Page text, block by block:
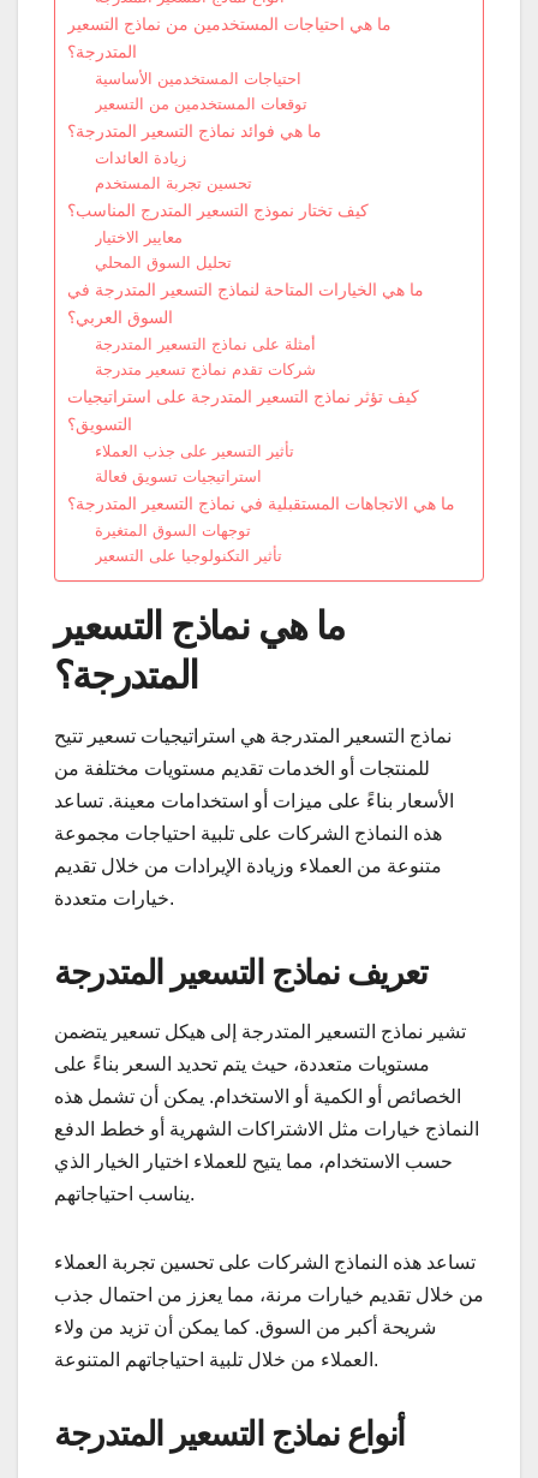
ما هي احتياجات المستخدمين من نماذج التسعير
المتدرجة؟
احتياجات المستخدمين الأساسية
توقعات المستخدمين من التسعير
ما هي فوائد نماذج التسعير المتدرجة؟
زيادة العائدات
تحسين تجربة المستخدم
كيف تختار نموذج التسعير المتدرج المناسب؟
معايير الاختيار
تحليل السوق المحلي
ما هي الخيارات المتاحة لنماذج التسعير المتدرجة في
السوق العربي؟
أمثلة على نماذج التسعير المتدرجة
شركات تقدم نماذج تسعير متدرجة
كيف تؤثر نماذج التسعير المتدرجة على استراتيجيات
التسويق؟
تأثير التسعير على جذب العملاء
استراتيجيات تسويق فعالة
ما هي الاتجاهات المستقبلية في نماذج التسعير المتدرجة؟
توجهات السوق المتغيرة
تأثير التكنولوجيا على التسعير
ما هي نماذج التسعير
المتدرجة؟
نماذج التسعير المتدرجة هي استراتيجيات تسعير تتيح
للمنتجات أو الخدمات تقديم مستويات مختلفة من
الأسعار بناءً على ميزات أو استخدامات معينة. تساعد
هذه النماذج الشركات على تلبية احتياجات مجموعة
متنوعة من العملاء وزيادة الإيرادات من خلال تقديم
خيارات متعددة.
تعريف نماذج التسعير المتدرجة
تشير نماذج التسعير المتدرجة إلى هيكل تسعير يتضمن
مستويات متعددة، حيث يتم تحديد السعر بناءً على
الخصائص أو الكمية أو الاستخدام. يمكن أن تشمل هذه
النماذج خيارات مثل الاشتراكات الشهرية أو خطط الدفع
حسب الاستخدام، مما يتيح للعملاء اختيار الخيار الذي
يناسب احتياجاتهم.
تساعد هذه النماذج الشركات على تحسين تجربة العملاء
من خلال تقديم خيارات مرنة، مما يعزز من احتمال جذب
شريحة أكبر من السوق. كما يمكن أن تزيد من ولاء
العملاء من خلال تلبية احتياجاتهم المتنوعة.
أنواع نماذج التسعير المتدرجة